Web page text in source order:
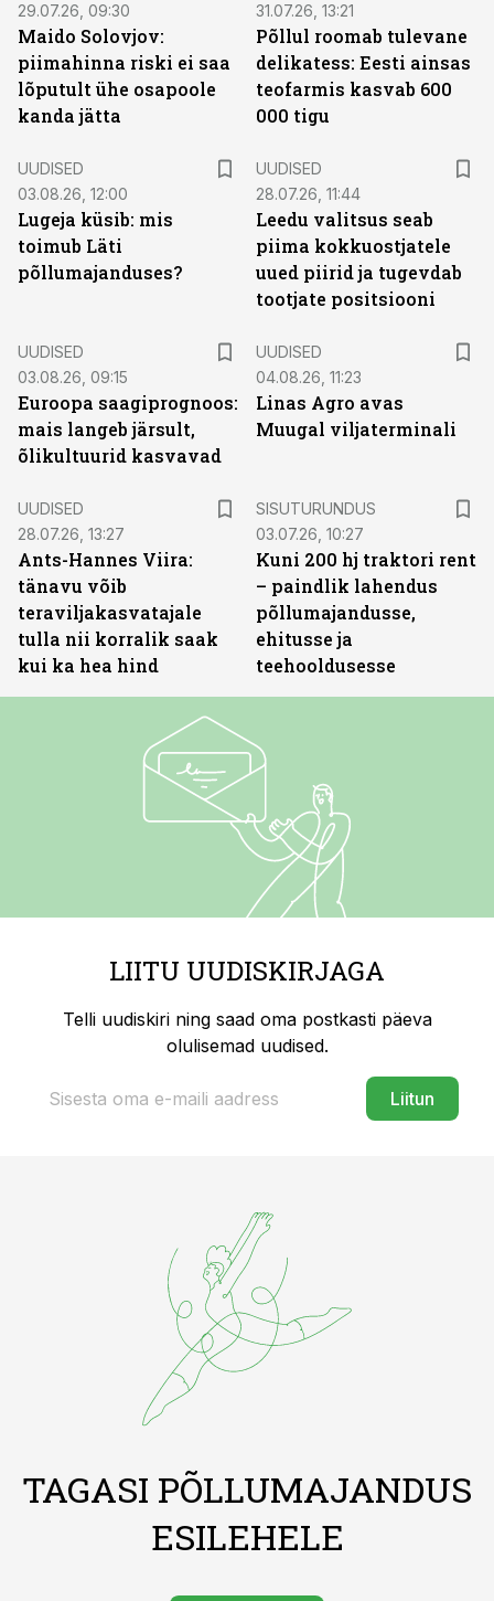
29.07.26, 09:30
Maido Solovjov:
piimahinna riski ei saa
lõputult ühe osapoole
kanda jätta
31.07.26, 13:21
Põllul roomab tulevane
delikatess: Eesti ainsas
teofarmis kasvab 600
000 tigu
UUDISED
03.08.26, 12:00
Lugeja küsib: mis
toimub Läti
põllumajanduses?
UUDISED
28.07.26, 11:44
Leedu valitsus seab
piima kokkuostjatele
uued piirid ja tugevdab
tootjate positsiooni
UUDISED
03.08.26, 09:15
Euroopa saagiprognoos:
mais langeb järsult,
õlikultuurid kasvavad
UUDISED
04.08.26, 11:23
Linas Agro avas
Muugal viljaterminali
UUDISED
28.07.26, 13:27
Ants-Hannes Viira:
tänavu võib
teraviljakasvatajale
tulla nii korralik saak
kui ka hea hind
SISUTURUNDUS
03.07.26, 10:27
Kuni 200 hj traktori rent
– paindlik lahendus
põllumajandusse,
ehitusse ja
teehooldusesse
LIITU UUDISKIRJAGA
Telli uudiskiri ning saad oma postkasti päeva
olulisemad uudised.
Liitun
TAGASI PÕLLUMAJANDUS
ESILEHELE